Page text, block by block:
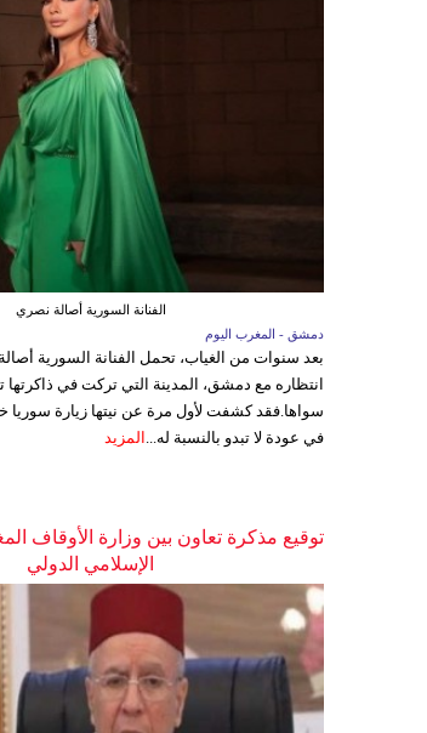
الفنانة السورية أصالة نصري
دمشق - المغرب اليوم
بعد سنوات من الغياب، تحمل الفنانة السورية
انتظاره مع دمشق، المدينة التي تركت في ذاكرتها
سواها.فقد كشفت لأول مرة عن نيتها زيارة سوريا
في عودة لا تبدو بالنسبة له... المزيد
توقيع مذكرة تعاون بين وزارة الأوقاف
الإسلامي الدولي